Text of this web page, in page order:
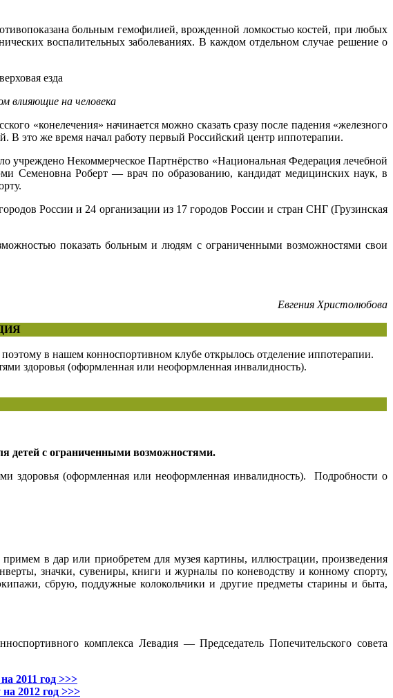
больным гемофилией, врожденной ломкостью костей, при любых
воспалительных заболеваниях. В каждом отдельном случае решение о
влияющие на человека
«конелечения» начинается можно сказать сразу после падения «железного
это же время начал работу первый Российский центр иппотерапии.
Некоммерческое Партнёрство «Национальная Федерация лечебной
Семеновна Роберт — врач по образованию, кандидат медицинских наук, в
России и 24 организации из 17 городов России и стран СНГ (Грузинская
показать больным и людям с ограниченными возможностями свои
Евгения Христолюбова
в нашем конноспортивном клубе открылось отделение иппотерапии.
здоровья (оформленная или неоформленная инвалидность).
детей с ограниченными возможностями.
здоровья (оформленная или неоформленная инвалидность). Подробности о
в дар или приобретем для музея картины, иллюстрации, произведения
значки, сувениры, книги и журналы по коневодству и конному спорту,
сбрую, поддужные колокольчики и другие предметы старины и быта,
комплекса Левадия — Председатель Попечительского совета
2011 год >>>
2012 год >>>